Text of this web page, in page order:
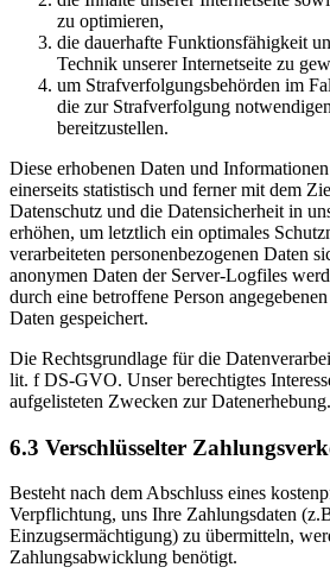
zu optimieren,
die dauerhafte Funktionsfähigkeit
Technik unserer Internetseite zu
um Strafverfolgungsbehörden im
die zur Strafverfolgung
bereitzustellen.
Diese erhobenen Daten und
einerseits statistisch und ferner mit dem
Datenschutz und die Datensicherheit in
erhöhen, um letztlich ein optimales
verarbeiteten personenbezogenen Daten
anonymen Daten der Server-Logfiles
durch eine betroffene Person
Daten gespeichert.
Die Rechtsgrundlage für die
lit. f DS-GVO. Unser berechtigtes
aufgelisteten Zwecken zur Datenerhebung.
6.3 Verschlüsselter
Besteht nach dem Abschluss eines
Verpflichtung, uns Ihre Zahlungsdaten
Einzugsermächtigung) zu übermitteln,
Zahlungsabwicklung benötigt.